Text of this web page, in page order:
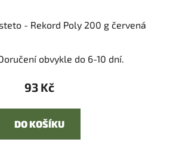
- Rekord Poly 200 g červená
obvykle do 6-10 dní.
93 Kč
DO KOŠÍKU